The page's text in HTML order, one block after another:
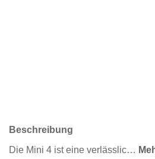
Beschreibung
Die Mini 4 ist eine verlässlic…